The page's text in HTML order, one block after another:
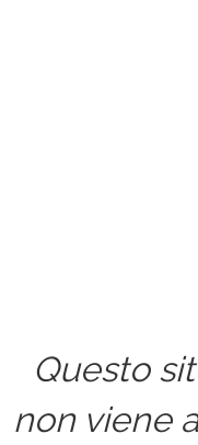
Questo
non viene